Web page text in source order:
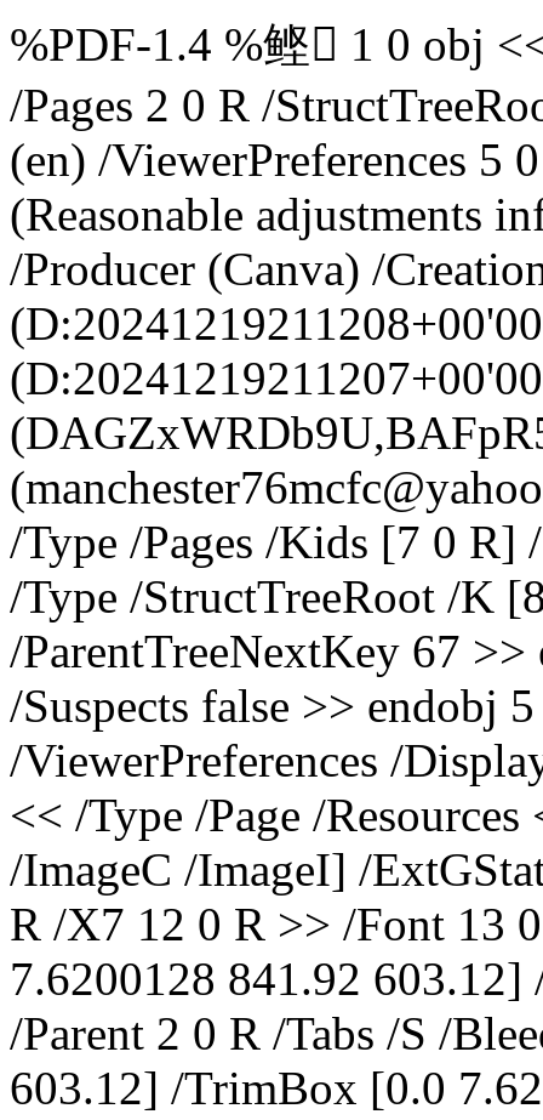
%PDF-1.4 %鲣 1 0 obj
/Pages 2 0 R /
(en) /ViewerPreferences 5
(Reasonable adjustments
/Producer (Canva) /
/Type /Pages /Kids [7 0
/Type /StructTreeRoot /K
/ParentTreeNextKey 67
/Suspects false >> endobj
/ViewerPreferences /
<< /Type /Page /
/ImageC /ImageI] /
R /X7 12 0 R >> /Font 13
7.6200128 841.92 603.12]
/Parent 2 0 R /Tabs /S /
603.12] /TrimBox [0.0